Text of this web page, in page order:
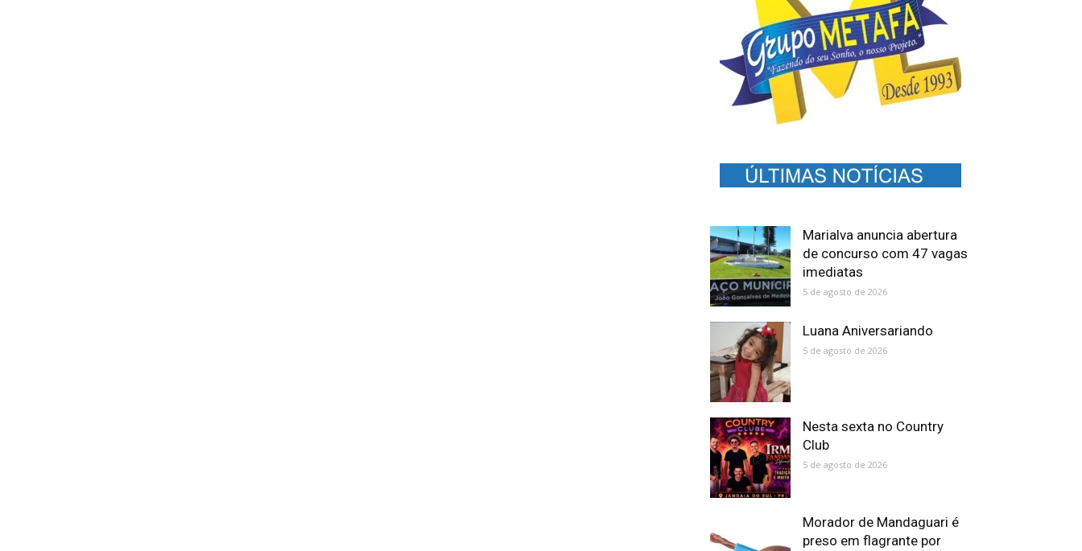
Marialva anuncia abertura
de concurso com 47 vagas
imediatas
5 de agosto de 2026
Luana Aniversariando
5 de agosto de 2026
Nesta sexta no Country
Club
5 de agosto de 2026
Morador de Mandaguari é
preso em flagrante por